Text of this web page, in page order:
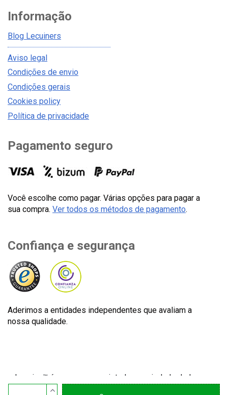
Informação
Blog Lecuiners
Aviso legal
Condições de envio
Condições gerais
Cookies policy
Política de privacidade
Pagamento seguro
Você escolhe como pagar. Várias opções para pagar a
sua compra. Ver todos os métodos de pagamento.
Confiança e segurança
Aderimos a entidades independentes que avaliam a
nossa qualidade.
Lecuine™ é uma marca registada propriedade de Lecom
Projects S.L. © Copyright © 2012-2026. Espanha. Todos os